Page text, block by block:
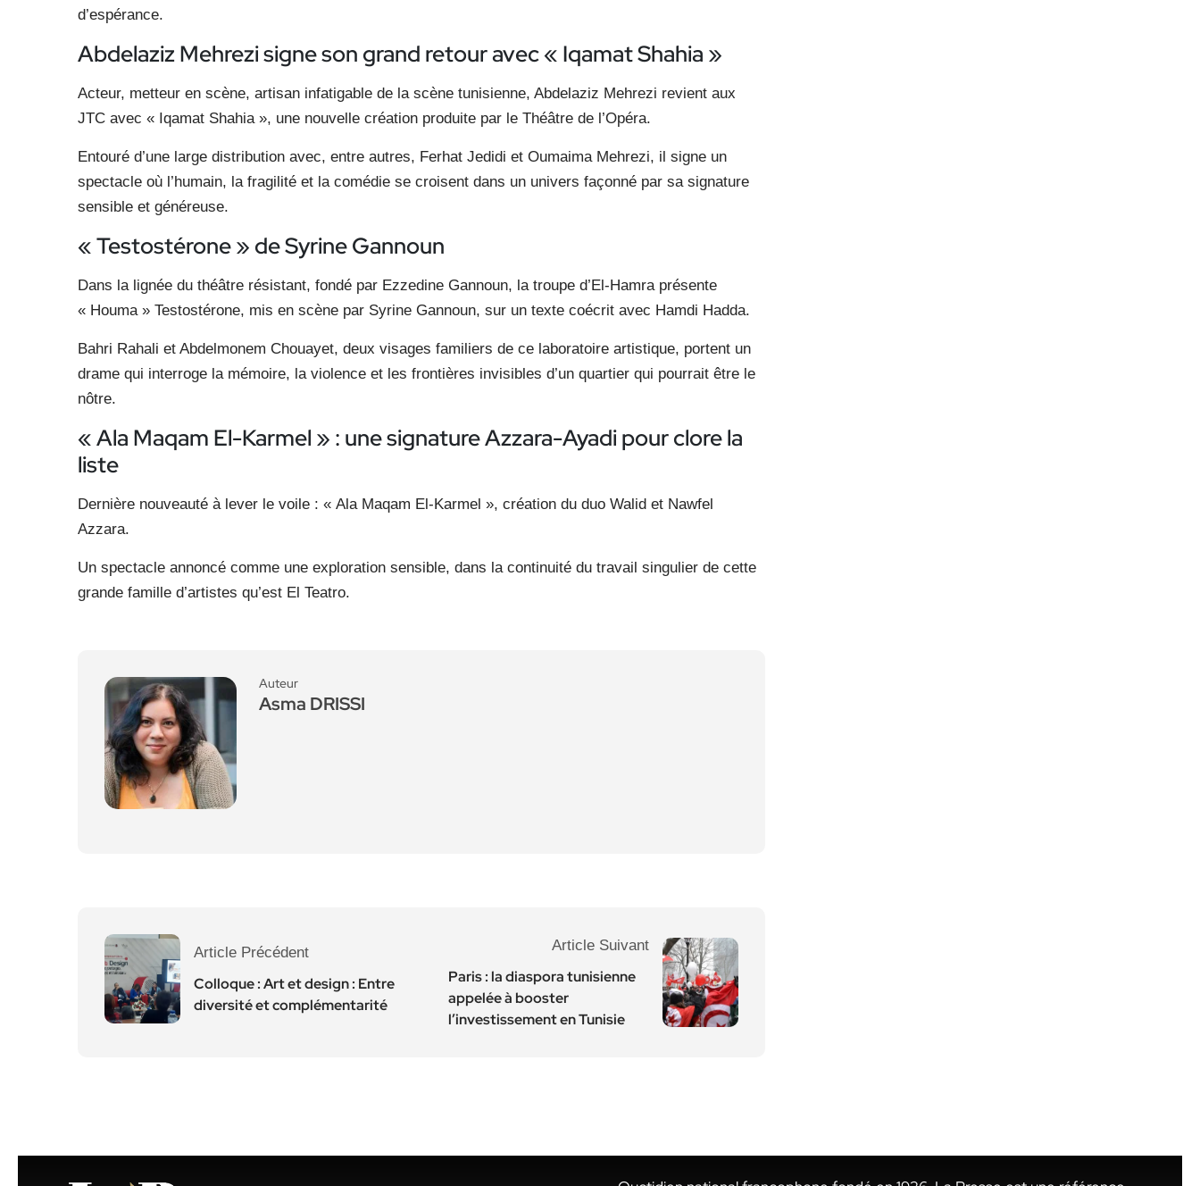
d’espérance.
Abdelaziz Mehrezi signe son grand retour avec « Iqamat Shahia »
Acteur, metteur en scène, artisan infatigable de la scène tunisienne, Abdelaziz Mehrezi revient aux
JTC avec « Iqamat Shahia », une nouvelle création produite par le Théâtre de l’Opéra.
Entouré d’une large distribution avec, entre autres, Ferhat Jedidi et Oumaima Mehrezi, il signe un
spectacle où l’humain, la fragilité et la comédie se croisent dans un univers façonné par sa signature
sensible et généreuse.
« Testostérone » de Syrine Gannoun
Dans la lignée du théâtre résistant, fondé par Ezzedine Gannoun, la troupe d’El-Hamra présente
« Houma » Testostérone, mis en scène par Syrine Gannoun, sur un texte coécrit avec Hamdi Hadda.
Bahri Rahali et Abdelmonem Chouayet, deux visages familiers de ce laboratoire artistique, portent un
drame qui interroge la mémoire, la violence et les frontières invisibles d’un quartier qui pourrait être le
nôtre.
« Ala Maqam El-Karmel » : une signature Azzara-Ayadi pour clore la
liste
Dernière nouveauté à lever le voile : « Ala Maqam El-Karmel », création du duo Walid et Nawfel
Azzara.
Un spectacle annoncé comme une exploration sensible, dans la continuité du travail singulier de cette
grande famille d’artistes qu’est El Teatro.
Auteur
Asma DRISSI
Article Précédent
Colloque : Art et design : Entre
diversité et complémentarité
Article Suivant
Paris : la diaspora tunisienne
appelée à booster
l’investissement en Tunisie